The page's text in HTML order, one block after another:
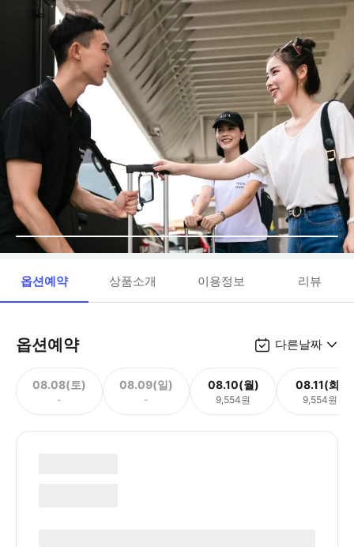
옵션예약 상품소개 이용정보 리뷰
옵션예약 다른날짜
08.08(토)
-
08.09(일)
-
08.10(월)
9,554원
08.11(화)
9,554원